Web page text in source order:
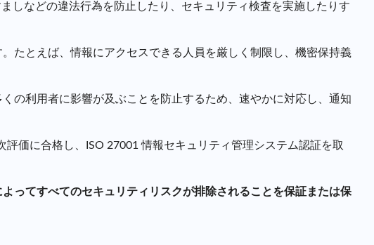
しなどの違法行為を防止したり、セキュリティ検査を実施したりす
たとえば、情報にアクセスできる人員を厳しく制限し、機密保持義
の利用者に影響が及ぶことを防止するため、速やかに対応し、通知
価に合格し、ISO 27001 情報セキュリティ管理システム認証を取
ってすべてのセキュリティリスクが排除されることを保証または保